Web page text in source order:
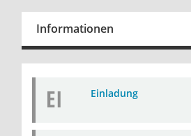
Informationen
EI Einladung